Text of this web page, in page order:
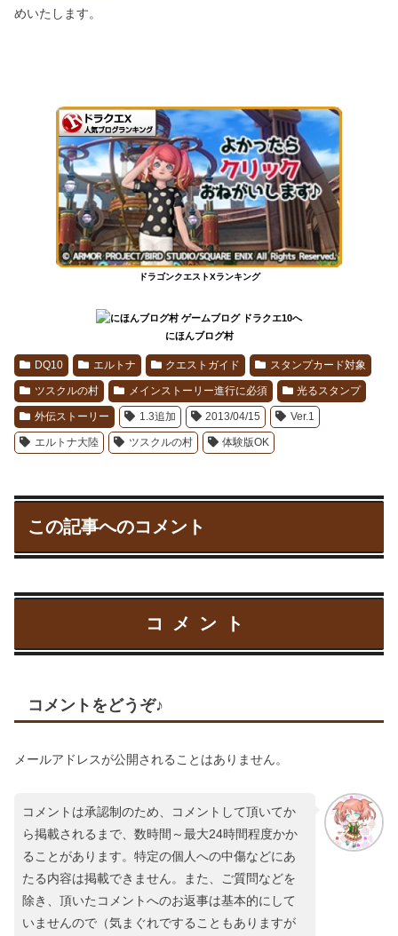
めいたします。
ドラゴンクエストXランキング
にほんブログ村
DQ10 エルトナ クエストガイド スタンプカード対象
ツスクルの村 メインストーリー進行に必須 光るスタンプ
外伝ストーリー 1.3追加 2013/04/15 Ver.1
エルトナ大陸 ツスクルの村 体験版OK
この記事へのコメント
コメント
コメントをどうぞ♪
メールアドレスが公開されることはありません。
コメントは承認制のため、コメントして頂いてか
ら掲載されるまで、数時間～最大24時間程度かか
ることがあります。特定の個人への中傷などにあ
たる内容は掲載できません。また、ご質問などを
除き、頂いたコメントへのお返事は基本的にして
いませんので（気まぐれですることもありますが